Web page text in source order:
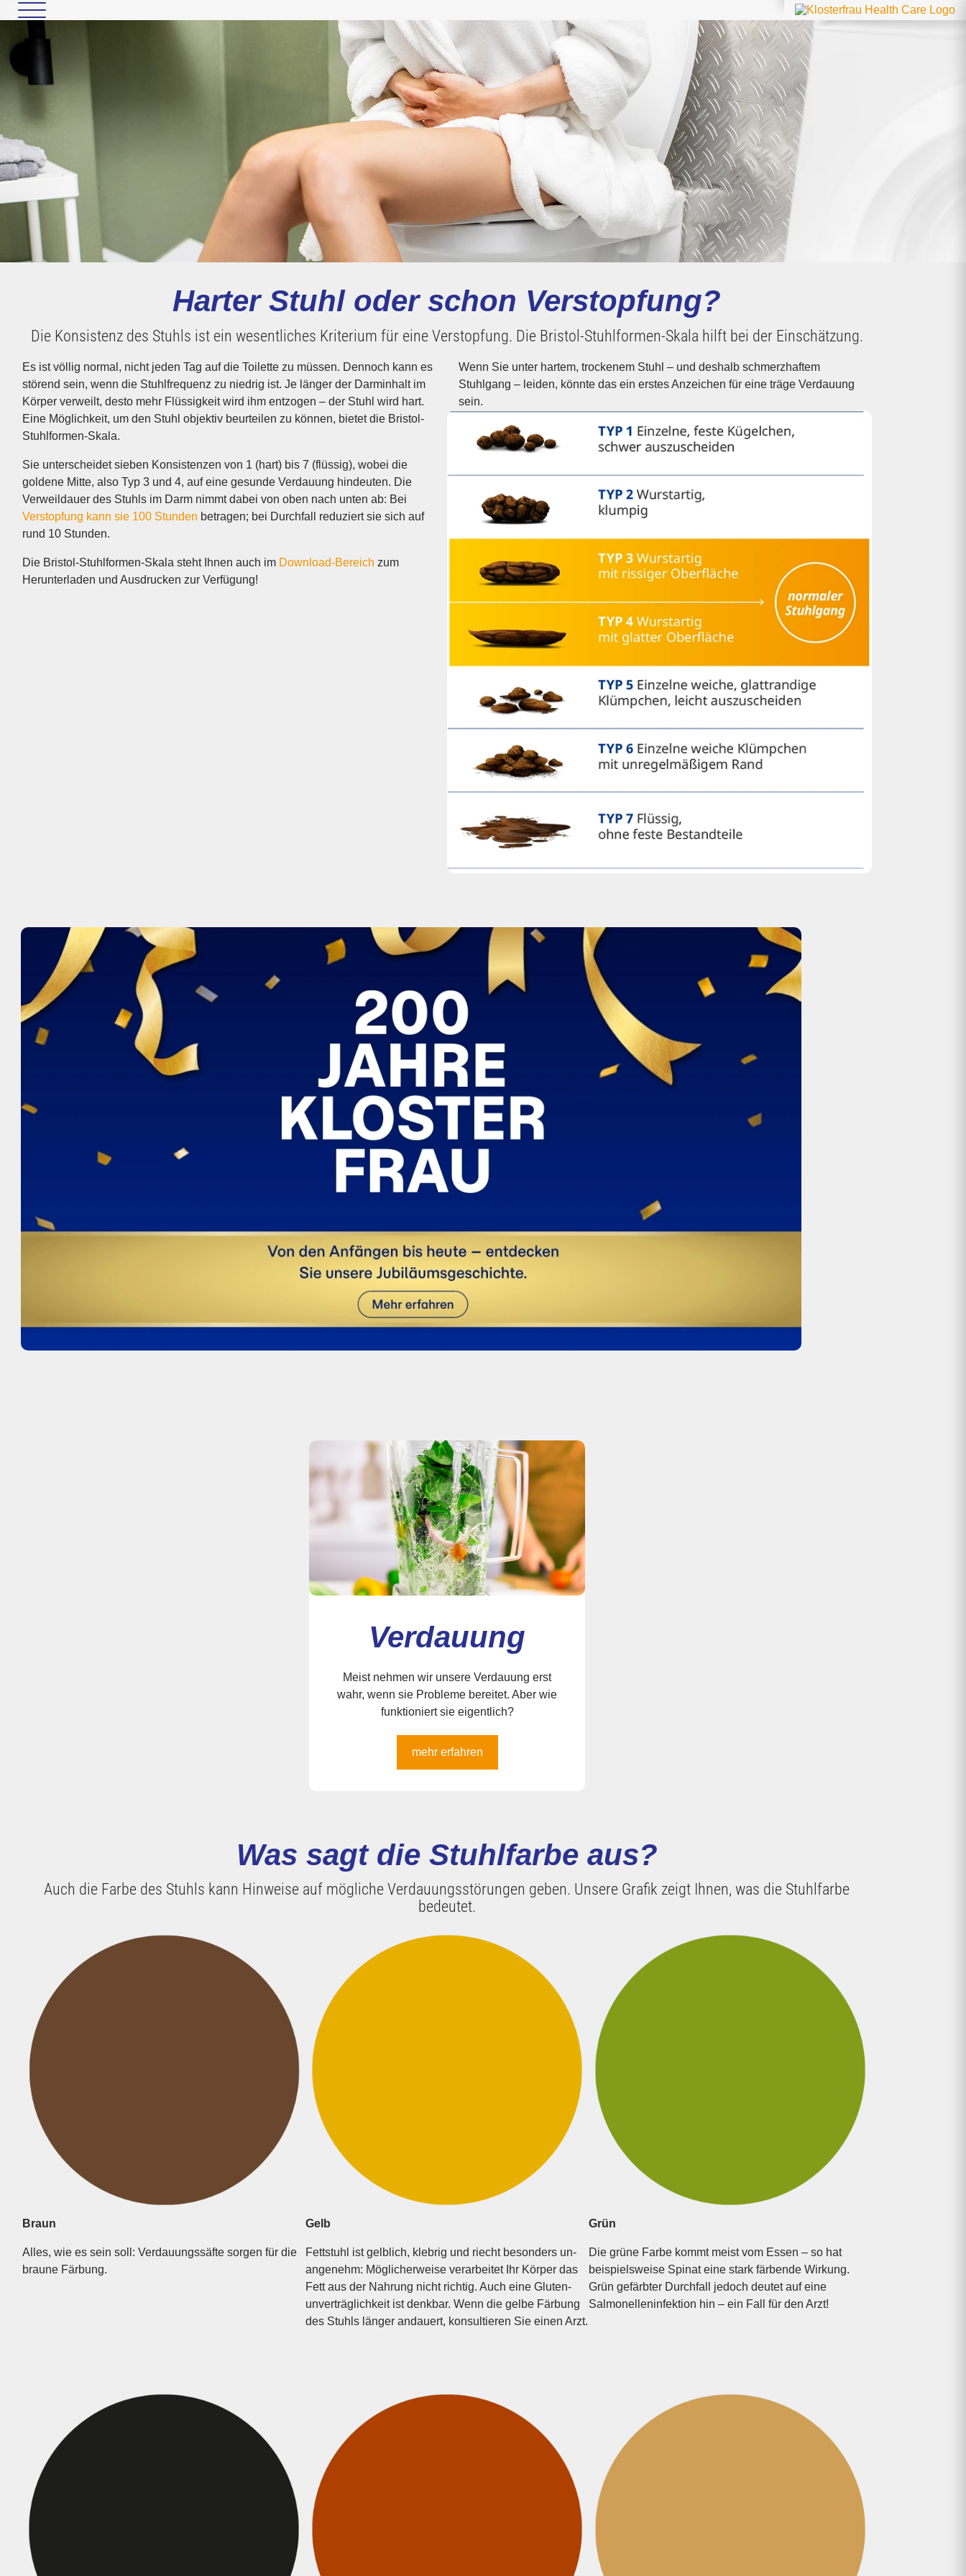
Harter Stuhl oder schon Verstopfung?
Die Konsistenz des Stuhls ist ein wesentliches Kriterium für eine Verstopfung. Die Bristol-Stuhlformen-Skala hilft bei der Einschätzung.
Es ist völlig normal, nicht jeden Tag auf die Toilette zu müssen. Dennoch kann es
störend sein, wenn die Stuhlfrequenz zu niedrig ist. Je länger der Darminhalt im
Körper verweilt, desto mehr Flüssigkeit wird ihm entzogen – der Stuhl wird hart.
Wenn Sie unter hartem, trockenem Stuhl – und deshalb schmerzhaftem
Stuhlgang – leiden, könnte das ein erstes Anzeichen für eine träge Verdauung
sein.
Eine Möglichkeit, um den Stuhl objektiv beurteilen zu können, bietet die Bristol-
Stuhlformen-Skala.
Sie unterscheidet sieben Konsistenzen von 1 (hart) bis 7 (flüssig), wobei die
goldene Mitte, also Typ 3 und 4, auf eine gesunde Verdauung hindeuten. Die
Verweildauer des Stuhls im Darm nimmt dabei von oben nach unten ab: Bei
Verstopfung kann sie 100 Stunden betragen; bei Durchfall reduziert sie sich auf
rund 10 Stunden.
Die Bristol-Stuhlformen-Skala steht Ihnen auch im Download-Bereich zum
Herunterladen und Ausdrucken zur Verfügung!
Verdauung
Meist nehmen wir unsere Verdauung erst
wahr, wenn sie Probleme bereitet. Aber wie
funktioniert sie eigentlich?
mehr erfahren
Was sagt die Stuhlfarbe aus?
Auch die Farbe des Stuhls kann Hinweise auf mögliche Verdauungsstörungen geben. Unsere Grafik zeigt Ihnen, was die Stuhlfarbe
bedeutet.
Braun
Alles, wie es sein soll: Verdauungs­säfte sorgen für die
braune Färbung.
Gelb
Fettstuhl ist gelblich, klebrig und riecht besonders un­
an­genehm: Möglicher­weise verarbeitet Ihr Körper das
Fett aus der Nahrung nicht richtig. Auch eine Gluten­
unverträglichkeit ist denkbar. Wenn die gelbe Färbung
des Stuhls länger andauert, konsultieren Sie einen Arzt.
Grün
Die grüne Farbe kommt meist vom Essen – so hat
beispiels­weise Spinat eine stark färbende Wirkung.
Grün gefärbter Durchfall jedoch deutet auf eine
Salmonellen­infektion hin – ein Fall für den Arzt!